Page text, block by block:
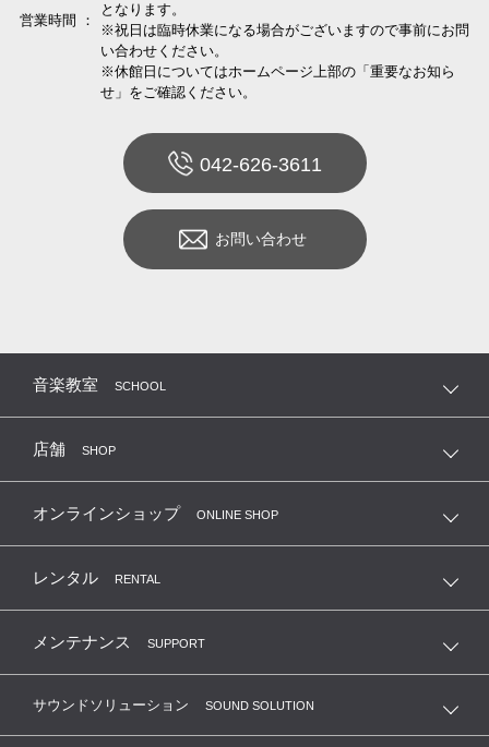
営業時間 ：
となります。
※祝日は臨時休業になる場合がございますので事前にお問
い合わせください。
※休館日についてはホームページ上部の「重要なお知ら
せ」をご確認ください。
042-626-3611
お問い合わせ
音楽教室 SCHOOL
店舗 SHOP
オンラインショップ ONLINE SHOP
レンタル RENTAL
メンテナンス SUPPORT
サウンドソリューション SOUND SOLUTION